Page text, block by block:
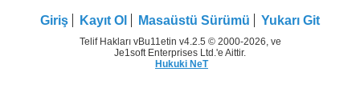
Giriş Kayıt Ol Masaüstü Sürümü Yukarı Git
Telif Hakları vBu11etin v4.2.5 © 2000-2026, ve
Je1soft Enterprises Ltd.'e Aittir.
Hukuki NeT